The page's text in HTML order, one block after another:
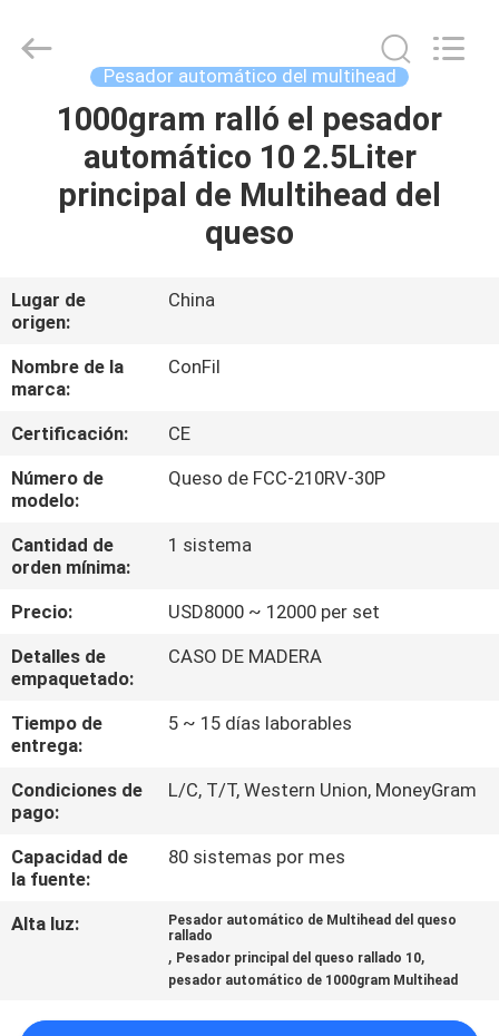
HOGAR
PRODUCTOS
SOBRE
NOSOTROS
VIAJE
DE
LA
FÁBRICA
CONTROL
DE
CALIDAD
UNA
CITA
MAPA
ConFil
System.
Pesador automático del multihead
1000gram ralló el pesador
automático 10 2.5Liter
principal de Multihead del
queso
Lugar de
origen:
China
Nombre de la
marca:
ConFil
Certificación:
CE
Número de
modelo:
Queso de FCC-210RV-30P
Cantidad de
orden mínima:
1 sistema
Precio:
USD8000 ~ 12000 per set
Detalles de
empaquetado:
CASO DE MADERA
Tiempo de
entrega:
5 ~ 15 días laborables
Condiciones de
pago:
L/C, T/T, Western Union, MoneyGram
Capacidad de
la fuente:
80 sistemas por mes
Alta luz:
Pesador automático de Multihead del queso
rallado
, Pesador principal del queso rallado 10,
pesador automático de 1000gram Multihead